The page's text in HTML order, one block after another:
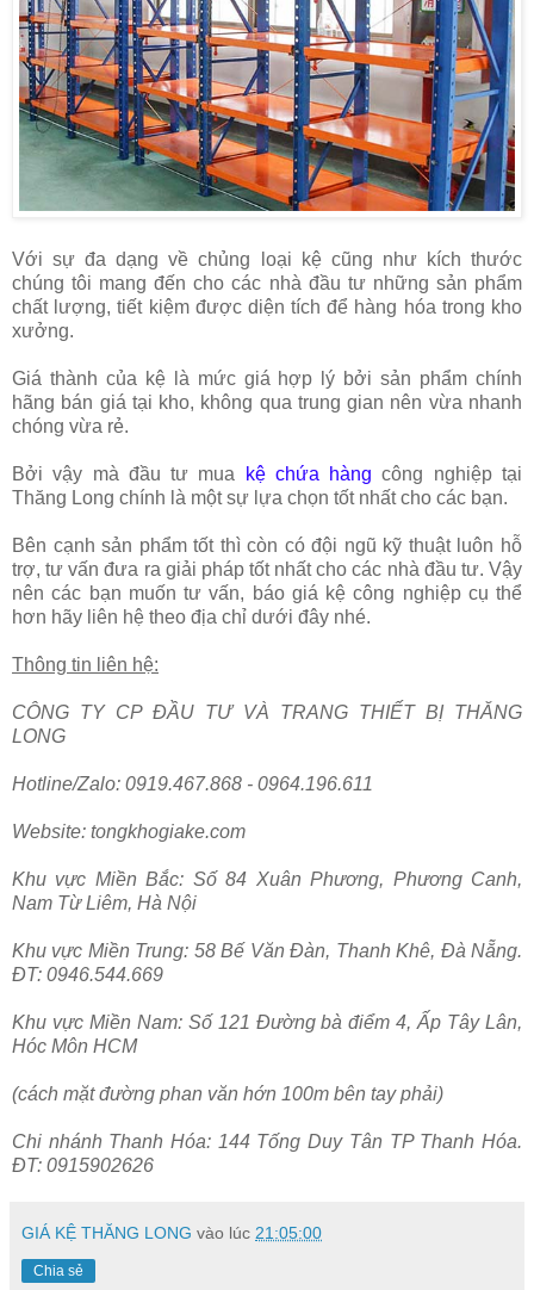
Với sự đa dạng về chủng loại kệ cũng như kích thước
chúng tôi mang đến cho các nhà đầu tư những sản phẩm
chất lượng, tiết kiệm được diện tích để hàng hóa trong kho
xưởng.
Giá thành của kệ là mức giá hợp lý bởi sản phẩm chính
hãng bán giá tại kho, không qua trung gian nên vừa nhanh
chóng vừa rẻ.
Bởi vậy mà đầu tư mua kệ chứa hàng công nghiệp tại
Thăng Long chính là một sự lựa chọn tốt nhất cho các bạn.
Bên cạnh sản phẩm tốt thì còn có đội ngũ kỹ thuật luôn hỗ
trợ, tư vấn đưa ra giải pháp tốt nhất cho các nhà đầu tư. Vậy
nên các bạn muốn tư vấn, báo giá kệ công nghiệp cụ thể
hơn hãy liên hệ theo địa chỉ dưới đây nhé.
Thông tin liên hệ:
CÔNG TY CP ĐẦU TƯ VÀ TRANG THIẾT BỊ THĂNG
LONG
Hotline/Zalo: 0919.467.868 - 0964.196.611
Website: tongkhogiake.com
Khu vực Miền Bắc: Số 84 Xuân Phương, Phương Canh,
Nam Từ Liêm, Hà Nội
Khu vực Miền Trung: 58 Bế Văn Đàn, Thanh Khê, Đà Nẵng.
ĐT: 0946.544.669
Khu vực Miền Nam: Số 121 Đường bà điểm 4, Ấp Tây Lân,
Hóc Môn HCM
(cách mặt đường phan văn hớn 100m bên tay phải)
Chi nhánh Thanh Hóa: 144 Tống Duy Tân TP Thanh Hóa.
ĐT: 0915902626
GIÁ KỆ THĂNG LONG vào lúc 21:05:00
Chia sẻ